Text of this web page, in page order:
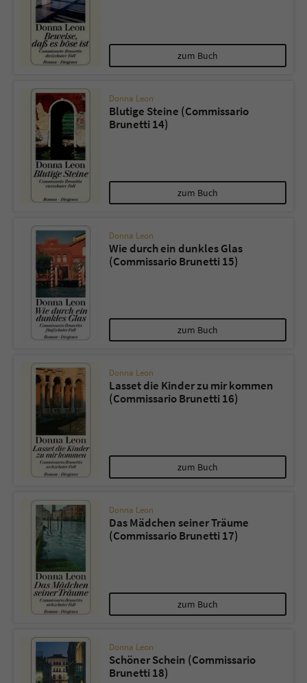
zum Buch
Donna Leon
Blutige Steine (Commissario
Brunetti 14)
zum Buch
Donna Leon
Wie durch ein dunkles Glas
(Commissario Brunetti 15)
zum Buch
Donna Leon
Lasset die Kinder zu mir kommen
(Commissario Brunetti 16)
zum Buch
Donna Leon
Das Mädchen seiner Träume
(Commissario Brunetti 17)
zum Buch
Donna Leon
Schöner Schein (Commissario
Brunetti 18)